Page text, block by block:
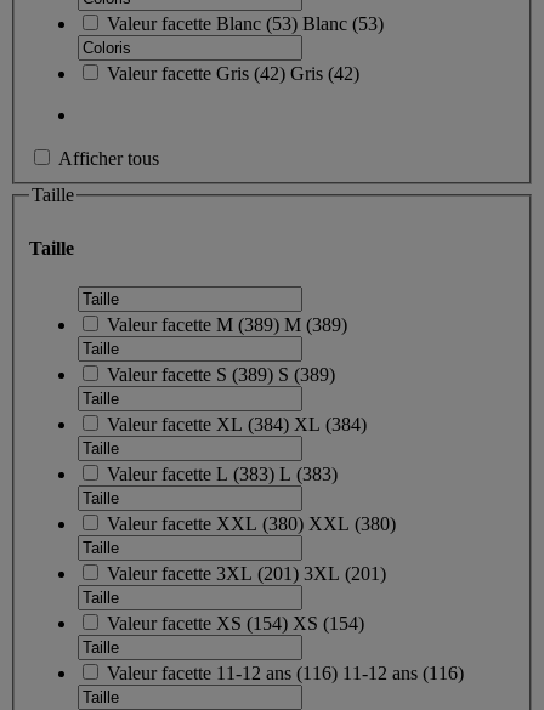
Valeur facette Blanc (53) Blanc (53)
Valeur facette Gris (42) Gris (42)
Afficher tous
Taille
Taille
Valeur facette M (389) M (389)
Valeur facette S (389) S (389)
Valeur facette XL (384) XL (384)
Valeur facette L (383) L (383)
Valeur facette XXL (380) XXL (380)
Valeur facette 3XL (201) 3XL (201)
Valeur facette XS (154) XS (154)
Valeur facette 11-12 ans (116) 11-12 ans (116)